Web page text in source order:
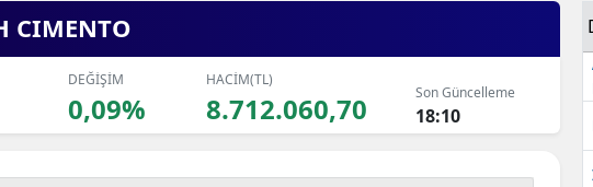
CIMENTO
DEĞİŞİM
0,09%
HACİM(TL)
8.712.060,70 Son Güncelleme
18:10